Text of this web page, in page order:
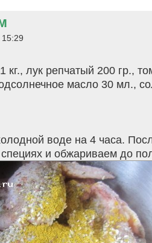
кг., лук репчатый 200 гр.,
масло 30 мл.,
воде на 4 часа.
и обжариваем до